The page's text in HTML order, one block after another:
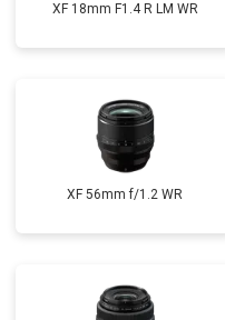
XF 18mm F1.4 R LM WR
XF 56mm f/1.2 WR